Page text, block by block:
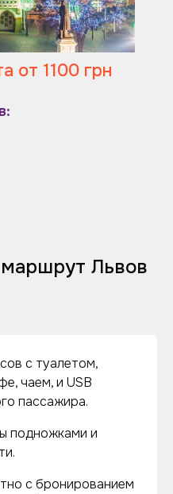
от 1100 грн
Львов
с туалетом,
чаем, и USB
пассажира.
подножками и
с бронированием